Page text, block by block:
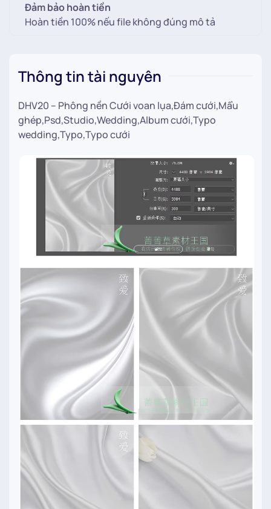
Đảm bảo hoàn tiền
Hoàn tiền 100% nếu file không đúng mô tả
Thông tin tài nguyên
DHV20 – Phông nền Cưới voan lụa,Đám cưới,Mẩu
ghép,Psd,Studio,Wedding,Album cưới,Typo
wedding,Typo,Typo cưới